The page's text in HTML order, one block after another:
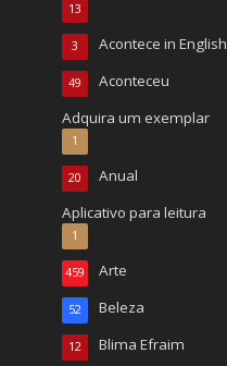
13
Acontece in English
3
Aconteceu
49
Adquira um exemplar
1
Anual
20
Aplicativo para leitura
1
Arte
459
Beleza
52
Blima Efraim
12